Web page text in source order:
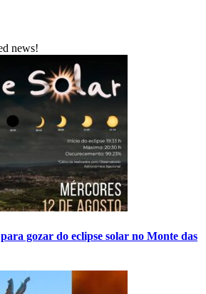
news!
gozar do eclipse solar no Monte das